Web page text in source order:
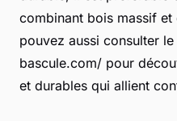
combinant bois massif
pouvez aussi consulter
bascule.com/ pour
et durables qui allient